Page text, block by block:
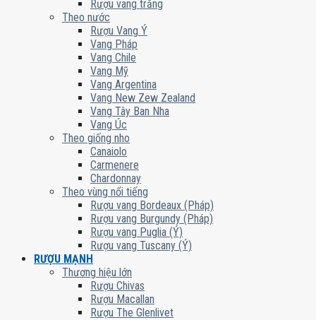
Rượu vang trắng
Theo nước
Rượu Vang Ý
Vang Pháp
Vang Chile
Vang Mỹ
Vang Argentina
Vang New Zew Zealand
Vang Tây Ban Nha
Vang Úc
Theo giống nho
Canaiolo
Carmenere
Chardonnay
Theo vùng nổi tiếng
Rượu vang Bordeaux (Pháp)
Rượu vang Burgundy (Pháp)
Rượu vang Puglia (Ý)
Rượu vang Tuscany (Ý)
RƯỢU MẠNH
Thương hiệu lớn
Rượu Chivas
Rượu Macallan
Rượu The Glenlivet